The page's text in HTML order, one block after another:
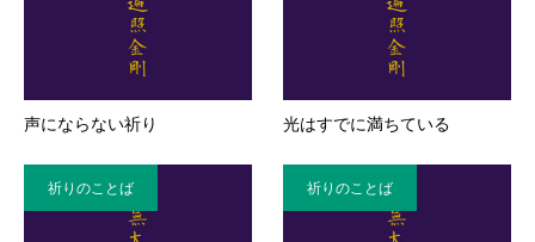
声にならない祈り 光はすでに満ちている
祈りのことば 祈りのことば